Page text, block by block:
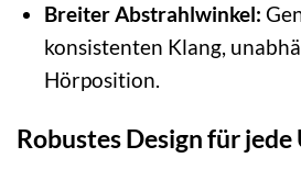
Breiter Abstrahlwinkel:
konsistenten Klang,
Hörposition.
Robustes Design für jede